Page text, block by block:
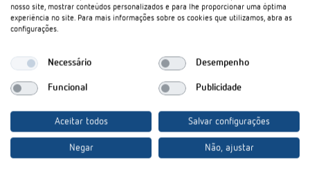
nosso site, mostrar conteúdos personalizados e para lhe proporcionar uma óptima
experiência no site. Para mais informações sobre os cookies que utilizamos, abra as
configurações.
Necessário Desempenho
Funcional Publicidade
Aceitar todos Salvar configurações
Negar Não, ajustar